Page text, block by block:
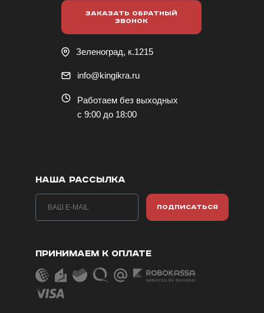
ЗАКАЗАТЬ ОБРАТНЫЙ
ЗВОНОК
Зеленоград, к.1215
info@kingikra.ru
Работаем без выходных
с 9:00 до 18:00
НАША РАССЫЛКА
ПОДПИСАТЬСЯ
ПРИНИМАЕМ К ОПЛАТЕ